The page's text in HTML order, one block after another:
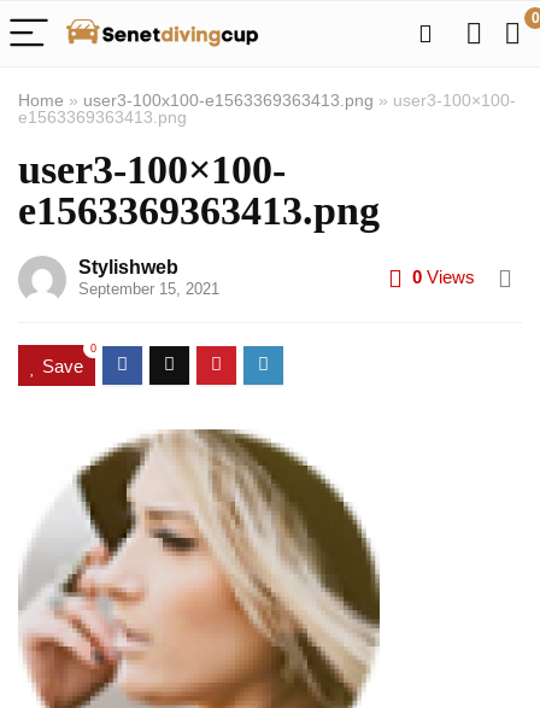
0
Home » user3-100x100-e1563369363413.png » user3-100×100-
e1563369363413.png
user3-100×100-
e1563369363413.png
Stylishweb
September 15, 2021
0 Views
Save
0